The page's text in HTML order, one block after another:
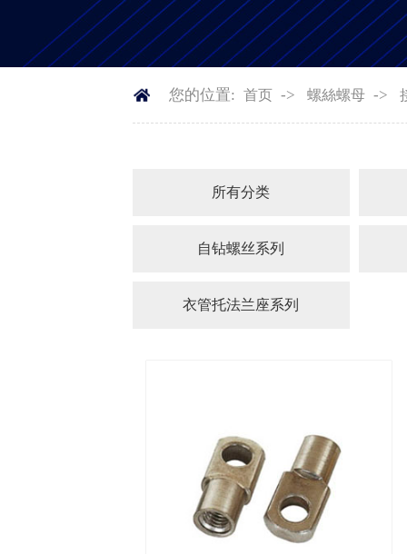
您的位置: 首页 -> 螺絲螺母 ->
所有分类
自钻螺丝系列
衣管托法兰座系列